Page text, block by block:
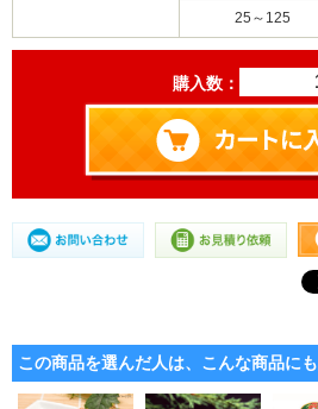
25～125
購入数：
この商品を選んだ人は、こんな商品に